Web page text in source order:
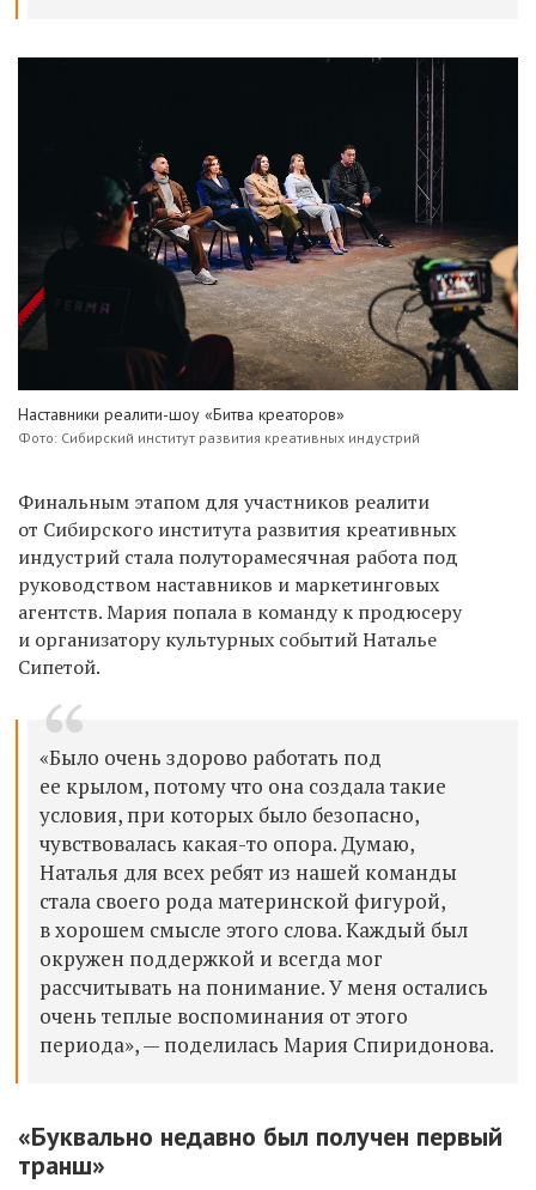
Наставники реалити-шоу «Битва креаторов»
Фото: Сибирский институт развития креативных индустрий
Финальным этапом для участников реалити
от Сибирского института развития креативных
индустрий стала полуторамесячная работа под
руководством наставников и маркетинговых
агентств. Мария попала в команду к продюсеру
и организатору культурных событий Наталье
Сипетой.
«Было очень здорово работать под
ее крылом, потому что она создала такие
условия, при которых было безопасно,
чувствовалась какая-то опора. Думаю,
Наталья для всех ребят из нашей команды
стала своего рода материнской фигурой,
в хорошем смысле этого слова. Каждый был
окружен поддержкой и всегда мог
рассчитывать на понимание. У меня остались
очень теплые воспоминания от этого
периода», — поделилась Мария Спиридонова.
«Буквально недавно был получен первый
транш»